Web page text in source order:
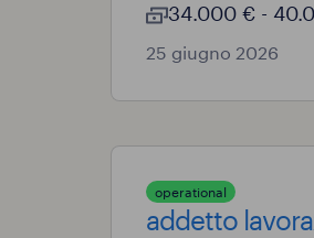
34.000 € -
25 giugno 2026
operational
addetto